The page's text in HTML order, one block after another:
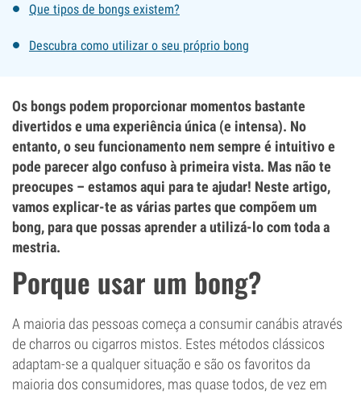
Que tipos de bongs existem?
Descubra como utilizar o seu próprio bong
Os bongs podem proporcionar momentos bastante
divertidos e uma experiência única (e intensa). No
entanto, o seu funcionamento nem sempre é intuitivo e
pode parecer algo confuso à primeira vista. Mas não te
preocupes – estamos aqui para te ajudar! Neste artigo,
vamos explicar-te as várias partes que compõem um
bong, para que possas aprender a utilizá-lo com toda a
mestria.
Porque usar um bong?
A maioria das pessoas começa a consumir canábis através
de charros ou cigarros mistos. Estes métodos clássicos
adaptam-se a qualquer situação e são os favoritos da
maioria dos consumidores, mas quase todos, de vez em